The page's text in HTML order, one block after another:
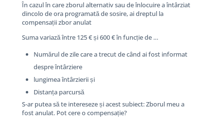
În cazul în care zborul alternativ sau de înlocuire a întârziat
dincolo de ora programată de sosire, ai dreptul la
compensații zbor anulat
Suma variază între 125 € și 600 € în funcție de …
Numărul de zile care a trecut de când ai fost informat
despre întârziere
lungimea întârzierii și
Distanța parcursă
S-ar putea să te intereseze și acest subiect: Zborul meu a
fost anulat. Pot cere o compensație?